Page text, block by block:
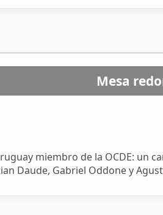
Mesa
miembro de la OCDE: un
Daude, Gabriel Oddone y